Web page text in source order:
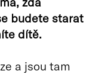
budete starat
dítě.
a jsou tam